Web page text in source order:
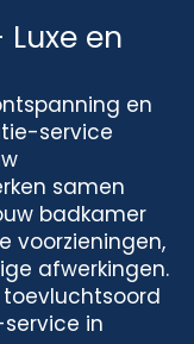
en
en
service
samen
badkamer
voorzieningen,
afwerkingen.
toevluchtsoord
in